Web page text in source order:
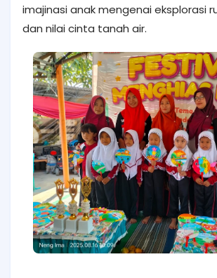
imajinasi anak mengenai eksplorasi
dan nilai cinta tanah air.